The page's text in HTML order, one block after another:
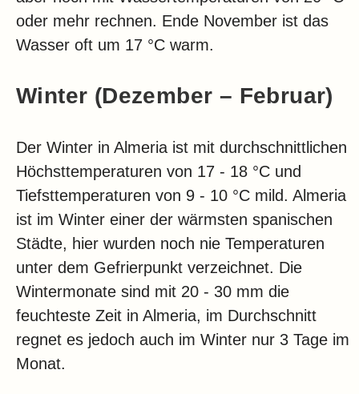
oder mehr rechnen. Ende November ist das
Wasser oft um 17 °C warm.
Winter (Dezember – Februar)
Der Winter in Almeria ist mit durchschnittlichen
Höchsttemperaturen von 17 - 18 °C und
Tiefsttemperaturen von 9 - 10 °C mild. Almeria
ist im Winter einer der wärmsten spanischen
Städte, hier wurden noch nie Temperaturen
unter dem Gefrierpunkt verzeichnet. Die
Wintermonate sind mit 20 - 30 mm die
feuchteste Zeit in Almeria, im Durchschnitt
regnet es jedoch auch im Winter nur 3 Tage im
Monat.